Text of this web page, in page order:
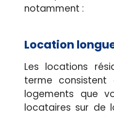
notamment :
Location
Les locations
terme
logements que
locataires sur de